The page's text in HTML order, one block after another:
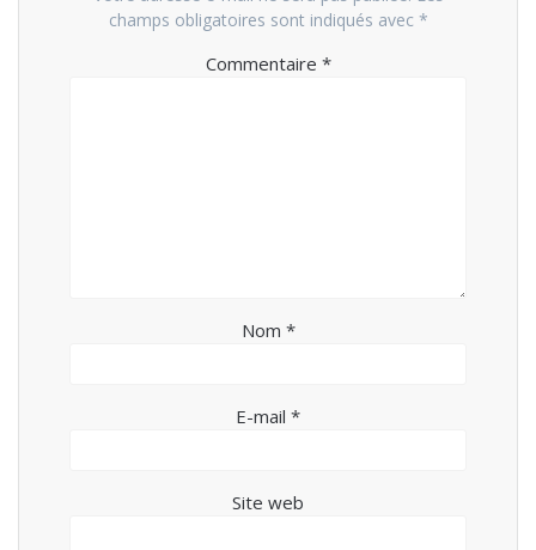
champs obligatoires sont indiqués avec *
Commentaire *
Nom *
E-mail *
Site web